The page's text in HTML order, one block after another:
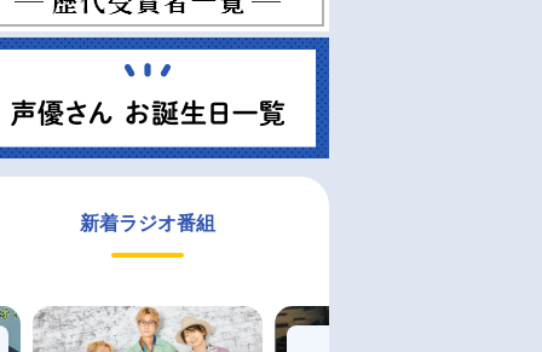
新着ラジオ番組